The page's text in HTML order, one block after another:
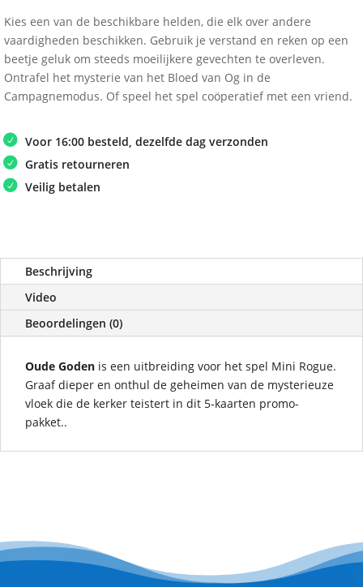
Kies een van de beschikbare helden, die elk over andere
vaardigheden beschikken. Gebruik je verstand en reken op een
beetje geluk om steeds moeilijkere gevechten te overleven.
Ontrafel het mysterie van het Bloed van Og in de
Campagnemodus. Of speel het spel coöperatief met een vriend.
Voor 16:00 besteld, dezelfde dag verzonden
Gratis retourneren
Veilig betalen
Beschrijving
Video
Beoordelingen (0)
Oude Goden is een uitbreiding voor het spel Mini Rogue.
Graaf dieper en onthul de geheimen van de mysterieuze
vloek die de kerker teistert in dit 5-kaarten promo-
pakket..